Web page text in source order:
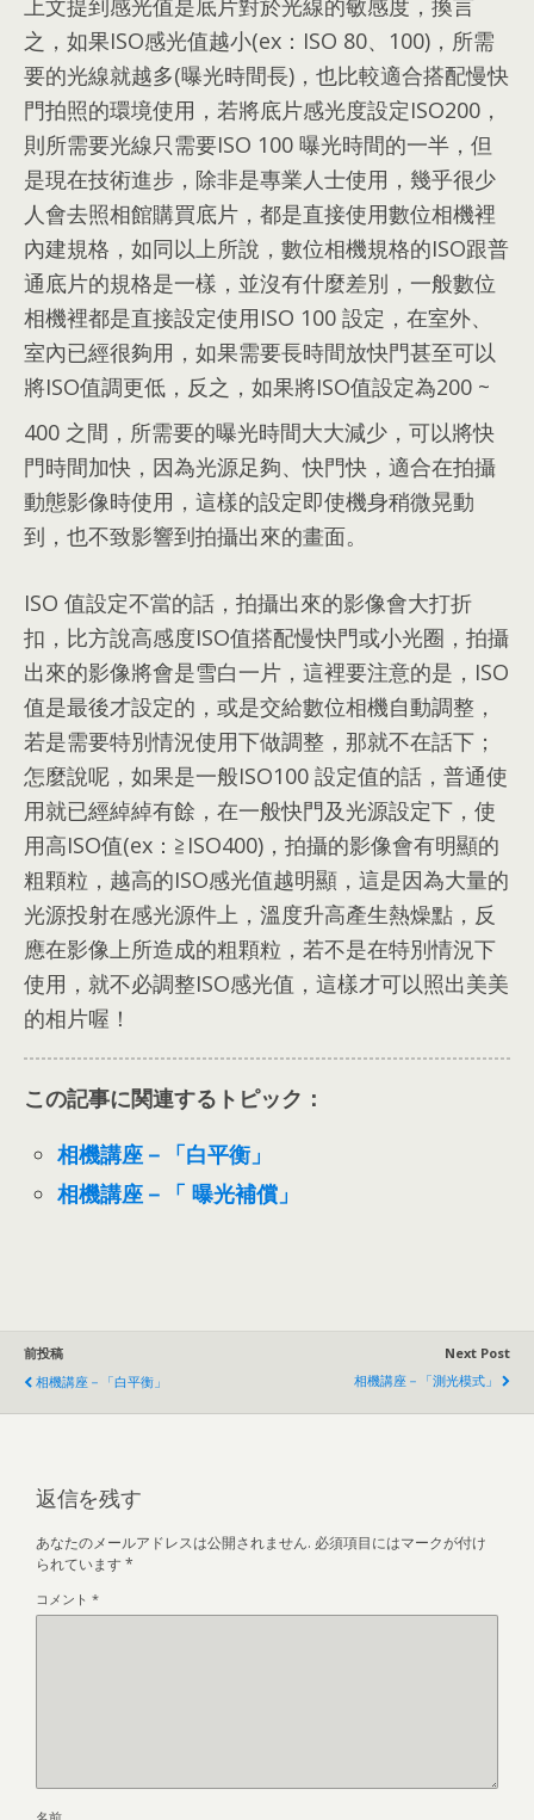
上文提到感光值是底片對於光線的敏感度 ， 換言
之 ， 如果ISO感光值越小(ex ： ISO 80、100)， 所需
要的光線就越多(曝光時間長)， 也比較適合搭配慢快
門拍照的環境使用 ， 若將底片感光度設定ISO200 ，
則所需要光線只需要ISO 100 曝光時間的一半 ， 但
是現在技術進步 ， 除非是專業人士使用 ， 幾乎很少
人會去照相館購買底片 ， 都是直接使用數位相機裡
內建規格 ， 如同以上所說 ， 數位相機規格的ISO跟普
通底片的規格是一樣 ， 並沒有什麼差別 ， 一般數位
相機裡都是直接設定使用ISO 100 設定， 在室外、
室內已經很夠用 ， 如果需要長時間放快門甚至可以
將ISO值調更低 ， 反之 ， 如果將ISO值設定為200 ~
400 之間 ， 所需要的曝光時間大大減少 ， 可以將快
門時間加快 ， 因為光源足夠、快門快 ， 適合在拍攝
動態影像時使用 ， 這樣的設定即使機身稍微晃動
到 ， 也不致影響到拍攝出來的畫面。
ISO 值設定不當的話 ， 拍攝出來的影像會大打折
扣 ， 比方說高感度ISO值搭配慢快門或小光圈 ， 拍攝
出來的影像將會是雪白一片 ， 這裡要注意的是 ， ISO
值是最後才設定的 ， 或是交給數位相機自動調整 ，
若是需要特別情況使用下做調整 ， 那就不在話下 ；
怎麼說呢 ， 如果是一般ISO100 設定值的話 ， 普通使
用就已經綽綽有餘 ， 在一般快門及光源設定下 ， 使
用高ISO值(ex ： ≧ISO400)， 拍攝的影像會有明顯的
粗顆粒 ， 越高的ISO感光值越明顯 ， 這是因為大量的
光源投射在感光源件上 ， 溫度升高產生熱燥點 ， 反
應在影像上所造成的粗顆粒 ， 若不是在特別情況下
使用 ， 就不必調整ISO感光值 ， 這樣才可以照出美美
的相片喔！
この記事に関連するトピック：
相機講座－「白平衡」
相機講座－「 曝光補償」
前投稿
相機講座－「白平衡」
Next Post
相機講座－「測光模式」
返信を残す
あなたのメールアドレスは公開されません. 必須項目にはマークが付け
られています *
コメント *